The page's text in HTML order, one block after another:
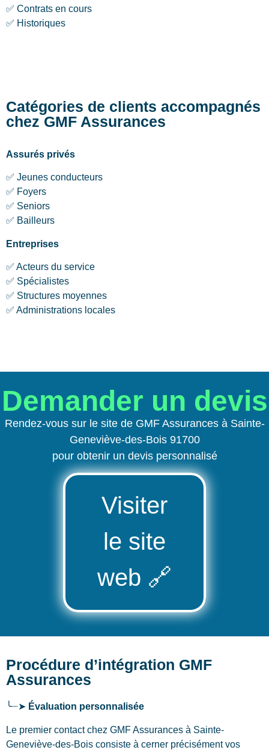
✅ Contrats en cours
✅ Historiques
Catégories de clients accompagnés
chez GMF Assurances
Assurés privés
✅ Jeunes conducteurs
✅ Foyers
✅ Seniors
✅ Bailleurs
Entreprises
✅ Acteurs du service
✅ Spécialistes
✅ Structures moyennes
✅ Administrations locales
Demander un devis
Rendez-vous sur le site de GMF Assurances à Sainte-
Geneviève-des-Bois 91700
pour obtenir un devis personnalisé
Visiter
le site
web 🔗
Procédure d’intégration GMF
Assurances
╰┈➤ Évaluation personnalisée
Le premier contact chez GMF Assurances à Sainte-
Geneviève-des-Bois consiste à cerner précisément vos